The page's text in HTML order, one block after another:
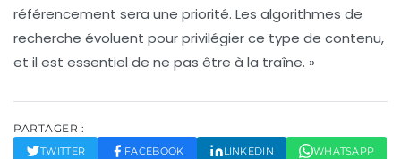
référencement sera une priorité. Les algorithmes de
recherche évoluent pour privilégier ce type de contenu,
et il est essentiel de ne pas être à la traîne. »
PARTAGER :
TWITTER FACEBOOK LINKEDIN WHATSAPP